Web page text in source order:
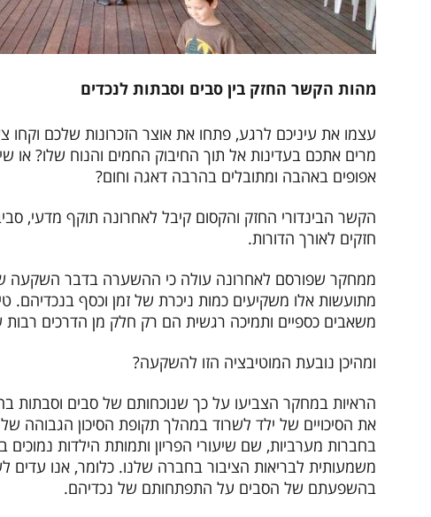
מהות הקשר החזק בין סבים וסבתות לנכדים
עצמו את עיניכם לרגע, פתחו את אוצר הזכרונות שלכם וקחו
מרים אתכם בעדינות אל תוך החיבוק החמים והנוח שלו?
אפופים באהבה ומתובלים בהרבה דאגה וחום?
הקשר הבינדורי החזק והקסום קיבל לאחרונה תוקף מדעי,
חזקים לאורך הדורות.
ממחקר שפורסם לאחרונה עולה כי ההשערה בדבר השקעה
מתועשות אלו משקיעים כמות ניכרת של זמן וכסף בנכדיהם.
משאבים כספיים ותמיכה רגשית הם רק חלק מן הדרכים
ומהיכן נובעת המוטיבציה הזו להשקעה?
הראיות במחקר הצביעו על כך שנוכחותם של סבים וסבתות
את הסיכויים של ילד לשרוד במהלך תקופת הסיכון הגבוהה של
בחברות מערביות, שם שיעורי הפריון ותמותת הילדות
משמעותית לבריאות הציבור בחברה שלנו. כלומר, אנו עדים
בהשפעתם של הסבים על התפתחותם של נכדיהם.